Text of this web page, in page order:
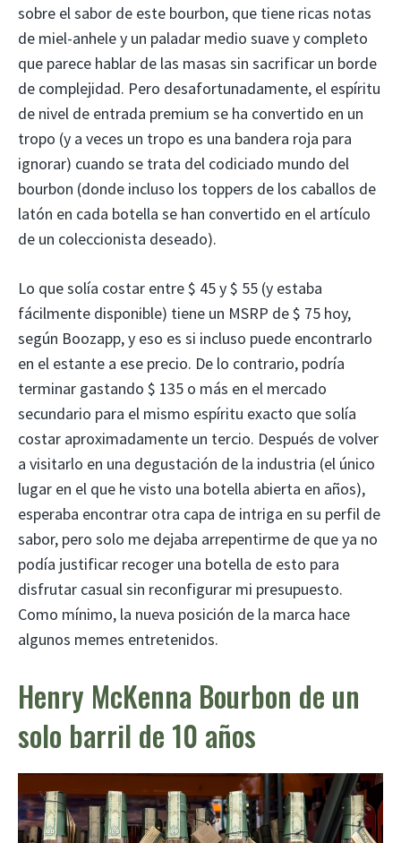
sobre el sabor de este bourbon, que tiene ricas notas
de miel-anhele y un paladar medio suave y completo
que parece hablar de las masas sin sacrificar un borde
de complejidad. Pero desafortunadamente, el espíritu
de nivel de entrada premium se ha convertido en un
tropo (y a veces un tropo es una bandera roja para
ignorar) cuando se trata del codiciado mundo del
bourbon (donde incluso los toppers de los caballos de
latón en cada botella se han convertido en el artículo
de un coleccionista deseado).
Lo que solía costar entre $ 45 y $ 55 (y estaba
fácilmente disponible) tiene un MSRP de $ 75 hoy,
según Boozapp, y eso es si incluso puede encontrarlo
en el estante a ese precio. De lo contrario, podría
terminar gastando $ 135 o más en el mercado
secundario para el mismo espíritu exacto que solía
costar aproximadamente un tercio. Después de volver
a visitarlo en una degustación de la industria (el único
lugar en el que he visto una botella abierta en años),
esperaba encontrar otra capa de intriga en su perfil de
sabor, pero solo me dejaba arrepentirme de que ya no
podía justificar recoger una botella de esto para
disfrutar casual sin reconfigurar mi presupuesto.
Como mínimo, la nueva posición de la marca hace
algunos memes entretenidos.
Henry McKenna Bourbon de un
solo barril de 10 años